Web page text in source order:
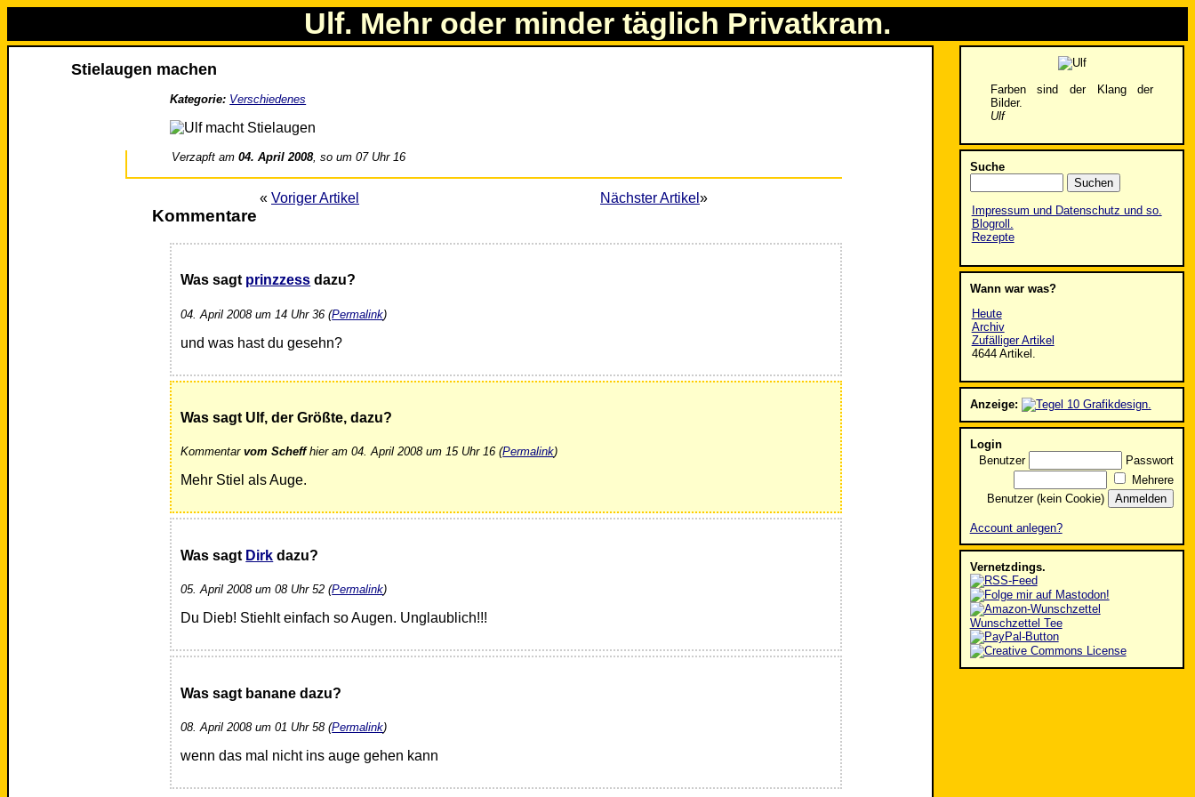
Ulf. Mehr oder minder täglich Privatkram.
Stielaugen machen
Kategorie: Verschiedenes
Verzapft am04. April 2008, so um 07 Uhr 16
« Voriger Artikel Nächster Artikel »
Kommentare
Was sagt prinzzess dazu?
04. April 2008 um 14 Uhr 36 (Permalink)
und was hast du gesehn?
Was sagt Ulf, der Größte, dazu?
Kommentarvom Scheffhier am 04. April 2008 um 15 Uhr 16 (Permalink)
Mehr Stiel als Auge.
Was sagt Dirk dazu?
05. April 2008 um 08 Uhr 52 (Permalink)
Du Dieb! Stiehlt einfach so Augen. Unglaublich!!!
Was sagt banane dazu?
08. April 2008 um 01 Uhr 58 (Permalink)
wenn das mal nicht ins auge gehen kann
Farben sind der Klang der
Bilder.
Ulf
Suche
Impressum und Datenschutz und so.
Blogroll.
Rezepte
Wann war was?
Heute
Archiv
Zufälliger Artikel
4644 Artikel.
Anzeige:
Login
Benutzer
Passwort
Mehrere
Benutzer (kein Cookie)
Account anlegen?
Vernetzdings.
Wunschzettel Tee